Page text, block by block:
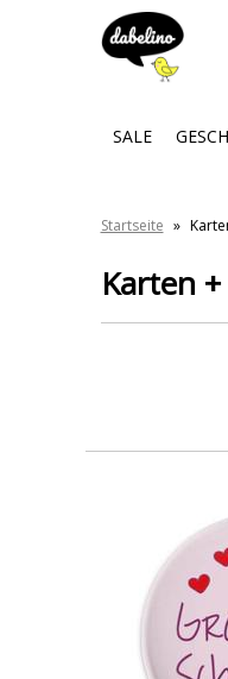
SALE
Startseite »
Karten